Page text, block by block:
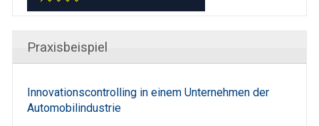
Praxisbeispiel
Innovationscontrolling in einem Unternehmen der
Automobilindustrie